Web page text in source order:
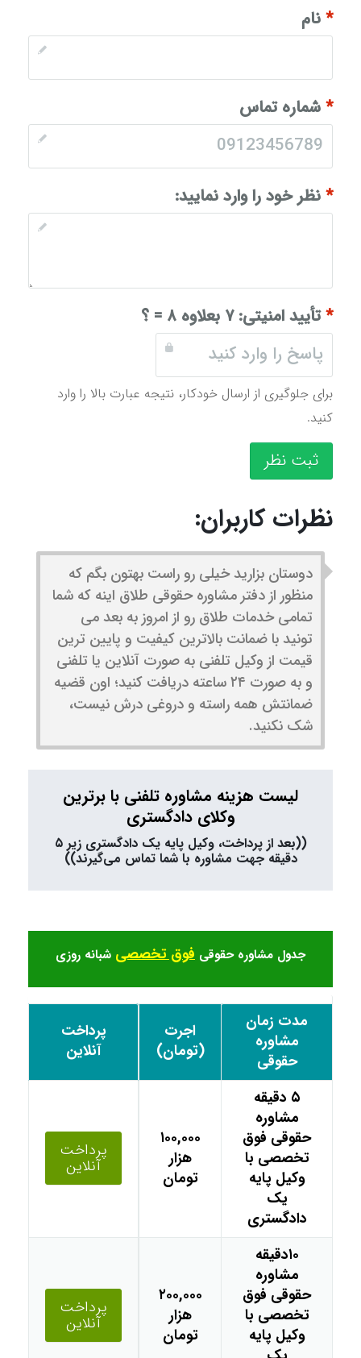
*نام
*شماره تماس
*نظر خود را وارد نمایید:
*تأیید امنیتی:۷ بعلاوه ۸ = ؟
برای جلوگیری از ارسال خودکار، نتیجه عبارت بالا را وارد
کنید.
ثبت نظر
نظرات کاربران:
دوستان بزارید خیلی رو راست بهتون بگم که
منظور از دفتر مشاوره حقوقی طلاق اینه که شما
تمامی خدمات طلاق رو از امروز به بعد می
تونید با ضمانت بالاترین کیفیت و پایین ترین
قیمت از وکیل تلفنی به صورت آنلاین یا تلفنی
و به صورت ۲۴ ساعته دریافت کنید؛ اون قضیه
ضمانتش همه راسته و دروغی درش نیست،
شک نکنید.
لیست هزینه مشاوره تلفنی با برترین
وکلای دادگستری
((بعد از پرداخت، وکیل پایه یک دادگستری زیر ۵
دقیقه جهت مشاوره با شما تماس می‌گیرند))
جدول مشاوره حقوقی فوق تخصصی شبانه روزی
مدت زمان
مشاوره
حقوقی
اجرت
(تومان)
پرداخت
آنلاین
۵ دقیقه
مشاوره
حقوقی فوق
تخصصی با
وکیل پایه
یک
دادگستری
۱۰۰,۰۰۰
هزار
تومان
پرداخت
آنلاین
۱۰دقیقه
مشاوره
حقوقی فوق
تخصصی با
وکیل پایه
۲۰۰,۰۰۰
هزار
تومان
پرداخت
آنلاین